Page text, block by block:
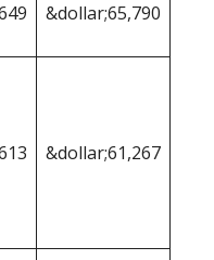
&dollar;65,790
&dollar;61,267